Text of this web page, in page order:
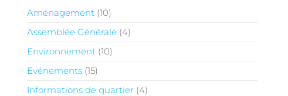
Aménagement (10)
Assemblée Générale(4)
Environnement (10)
Evénements(15)
Informations de quartier(4)